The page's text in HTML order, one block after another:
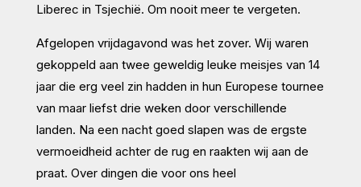
Liberec in Tsjechië. Om nooit meer te vergeten.
Afgelopen vrijdagavond was het zover. Wij waren
gekoppeld aan twee geweldig leuke meisjes van 14
jaar die erg veel zin hadden in hun Europese tournee
van maar liefst drie weken door verschillende
landen. Na een nacht goed slapen was de ergste
vermoeidheid achter de rug en raakten wij aan de
praat. Over dingen die voor ons heel